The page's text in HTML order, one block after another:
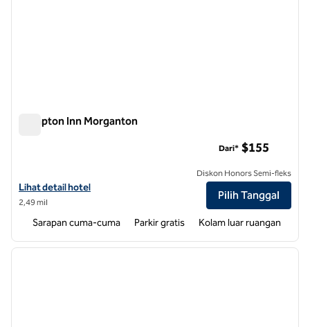
Hampton Inn Morganton
Lihat detail hotel untuk Hampton Inn Morganton
Lihat detail hotel
2,49 mil
Dari* $155
Diskon Honors Semi-fleks
Pilih Tanggal
Sarapan cuma-cuma Parkir gratis Kolam luar ruangan
1 dari 12